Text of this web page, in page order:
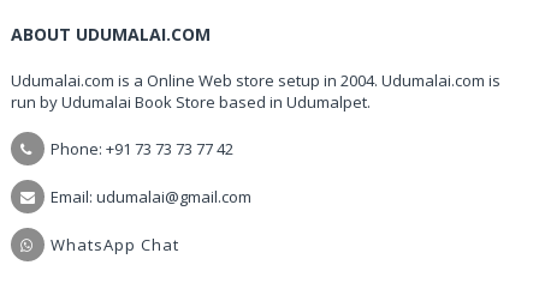
ABOUT UDUMALAI.COM
Udumalai.com is a Online Web store setup in 2004. Udumalai.com is
run by Udumalai Book Store based in Udumalpet.
Phone: +91 73 73 73 77 42
Email: udumalai@gmail.com
WhatsApp Chat